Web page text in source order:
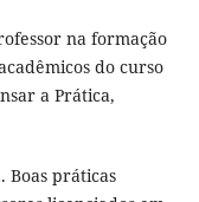
na formação
do curso
a Prática,
Boas práticas